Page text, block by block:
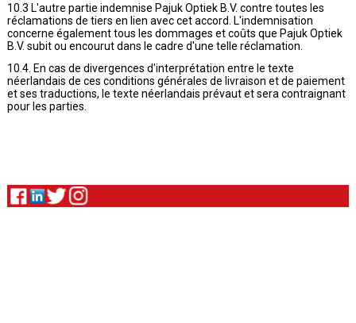
10.3 L'autre partie indemnise Pajuk Optiek B.V. contre toutes les
réclamations de tiers en lien avec cet accord. L'indemnisation
concerne également tous les dommages et coûts que Pajuk Optiek
B.V. subit ou encourut dans le cadre d'une telle réclamation.
10.4. En cas de divergences d'interprétation entre le texte
néerlandais de ces conditions générales de livraison et de paiement
et ses traductions, le texte néerlandais prévaut et sera contraignant
pour les parties.